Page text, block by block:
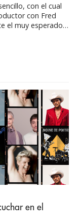
con el cual
con Fred
el muy esperado
colaborativa, ya
en el